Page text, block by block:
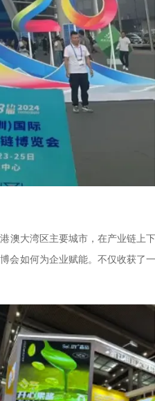
澳大湾区主要城市，在产业链上下
会如何为企业赋能。不仅收获了一